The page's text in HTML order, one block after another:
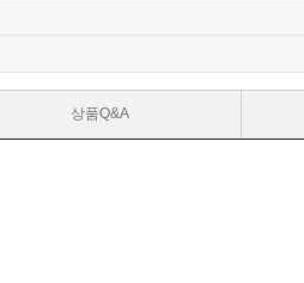
상품Q&A